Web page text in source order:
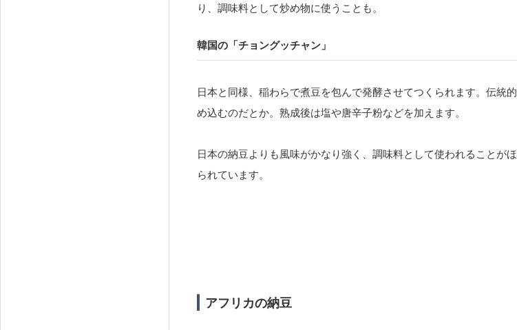
り、調味料として炒め物に使うことも。
韓国の「チョングッチャン」
日本と同様、稲わらで煮豆を包んで発酵させてつくられます。伝統
め込むのだとか。熟成後は塩や唐辛子粉などを加えます。
日本の納豆よりも風味がかなり強く、調味料として使われることが
られています。
アフリカの納豆